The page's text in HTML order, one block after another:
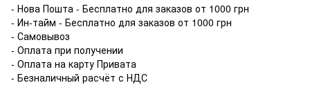
- Нова Пошта - Бесплатно для заказов от 1000 грн
- Ин-тайм - Бесплатно для заказов от 1000 грн
- Самовывоз
- Оплата при получении
- Оплата на карту Привата
- Безналичный расчёт с НДС